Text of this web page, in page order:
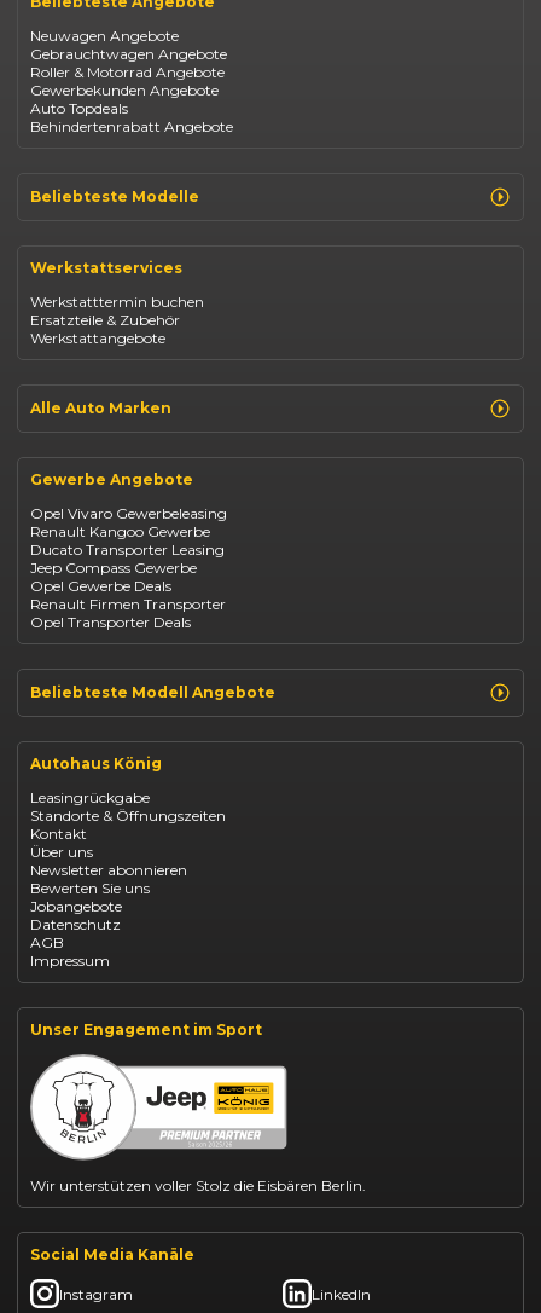
Neuwagen Angebote
Gebrauchtwagen Angebote
Roller & Motorrad Angebote
Gewerbekunden Angebote
Auto Topdeals
Behindertenrabatt Angebote
Beliebteste Modelle
Opel Corsa
Fiat 500
Dacia Duster
Dacia Sandero
Jeep Compass
Suzuki Vitara
Suzuki Swift
Mazda CX-30
Werkstattservices
Werkstatttermin buchen
Ersatzteile & Zubehör
Werkstattangebote
Alle Auto Marken
Opel
Fiat
Jeep
Suzuki
BYD
Kia
Mazda
Citroën
Abarth
Fiat Professional
Gewerbe Angebote
Opel Vivaro Gewerbeleasing
Renault Kangoo Gewerbe
Ducato Transporter Leasing
Jeep Compass Gewerbe
Opel Gewerbe Deals
Renault Firmen Transporter
Opel Transporter Deals
Beliebteste Modell Angebote
Renault Arkana Leasing
Renault Captur Leasing
Opel Astra leasen
Opel Mokka kaufen
Opel Grandland finanzieren
Opel Vivaro Gewerbeleasing
Fiat 500 finanzieren
Fiat Panda leasen
Dacia Duster finanzieren
Dacia Sandero kaufen
Dacia Jogger leasen
Jeep Compass leasen
Jeep Renegade finanzieren
Suzuki Swift finanzieren
BYD Dolphin finanzieren
Kia Ceed finanzieren
Kia Sportage leasen
Mazda CX-30 finanzieren
Citroën C3 leasen
Autohaus König
Leasingrückgabe
Standorte & Öffnungszeiten
Kontakt
Über uns
Newsletter abonnieren
Bewerten Sie uns
Jobangebote
Datenschutz
AGB
Impressum
Unser Engagement im Sport
Wir unterstützen voller Stolz die Eisbären Berlin.
Social Media Kanäle
Instagram LinkedIn